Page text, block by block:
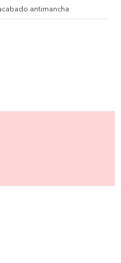
antimancha